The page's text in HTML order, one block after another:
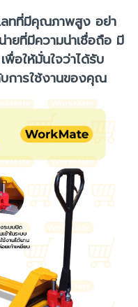
ทที่มีคุณภาพสูง อย่า
ยที่มีความน่าเชื่อถือ มี
อให้มั่นใจว่าได้รับ
บการใช้งานของคุณ